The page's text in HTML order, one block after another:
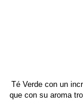
Té Verde con un
que con su aroma